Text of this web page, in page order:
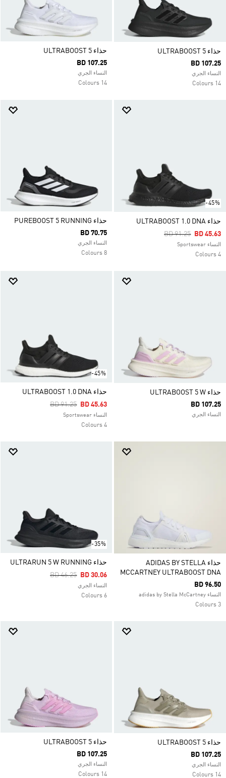
حذاء ULTRABOOST 5
BD 107.25
النساء الجري
14 Colours
حذاء ULTRABOOST 5
BD 107.25
النساء الجري
14 Colours
-45%
حذاء ULTRABOOST 1.0 DNA
Price Reduced
BD 91.25ToBD 45.63
النساء Sportswear
4 Colours
حذاء PUREBOOST 5 RUNNING
BD 70.75
النساء الجري
8 Colours
حذاء ULTRABOOST 5 W
BD 107.25
النساء الجري
-45%
حذاء ULTRABOOST 1.0 DNA
Price Reduced From
BD 91.25ToBD 45.63
النساء Sportswear
4 Colours
حذاء ADIDAS BY STELLA
MCCARTNEY ULTRABOOST DNA
BD 96.50
النساء adidas by Stella McCartney
3 Colours
-35%
حذاء ULTRARUN 5 W RUNNING
Price Reduced From
BD 46.25ToBD 30.06
النساء الجري
6 Colours
حذاء ULTRABOOST 5
BD 107.25
النساء الجري
14 Colours
حذاء ULTRABOOST 5
BD 107.25
النساء الجري
14 Colours